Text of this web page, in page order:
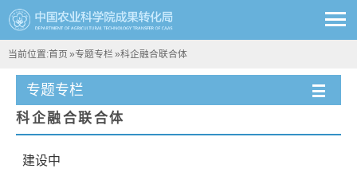
当前位置:首页 »专题专栏»科企融合联合体
专题专栏
科企融合联合体
建设中